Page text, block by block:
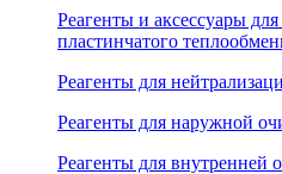
Реагенты и аксессуары
пластинчатого
Реагенты для
Реагенты для наружной
Реагенты для внутренней